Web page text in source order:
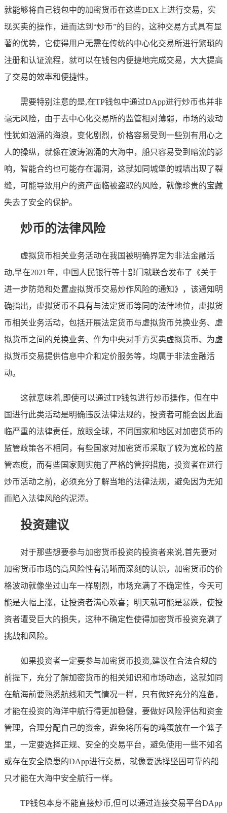
就能够将自己钱包中的加密货币在这些DEX上进行交易，实
现买卖的操作，进而达到“炒币”的目的，这种交易方式具有显
著的优势，它使得用户无需在传统的中心化交易所进行繁琐的
注册和认证流程，就可以在钱包内便捷地完成交易，大大提高
了交易的效率和便捷性。
需要特别注意的是,在TP钱包中通过DApp进行炒币也并非
毫无风险，由于去中心化交易所的监管相对薄弱，市场的波动
性犹如汹涌的海浪，变化剧烈，价格容易受到一些别有用心之
人的操纵，就像在波涛汹涌的大海中，船只容易受到暗流的影
响，智能合约也可能存在漏洞，这就如同城堡的城墙出现了裂
缝，可能导致用户的资产面临被盗取的风险，就像珍贵的宝藏
失去了安全的保护。
炒币的法律风险
虚拟货币相关业务活动在我国被明确界定为非法金融活
动,早在2021年，中国人民银行等十部门就联合发布了《关于
进一步防范和处置虚拟货币交易炒作风险的通知》，该通知明
确指出，虚拟货币不具有与法定货币等同的法律地位，虚拟货
币相关业务活动，包括开展法定货币与虚拟货币兑换业务、虚
拟货币之间的兑换业务、作为中央对手方买卖虚拟货币、为虚
拟货币交易提供信息中介和定价服务等，均属于非法金融活
动。
这就意味着,即使可以通过TP钱包进行炒币操作，但在中
国进行此类活动是明确违反法律法规的，投资者可能会因此面
临严重的法律责任，放眼全球，不同国家和地区对加密货币的
监管政策各不相同，有些国家对加密货币采取了较为宽松的监
管态度，而有些国家则实施了严格的管控措施，投资者在进行
炒币活动之前，必须充分了解当地的法律法规，避免因为无知
而陷入法律风险的泥潭。
投资建议
对于那些想要参与加密货币投资的投资者来说,首先要对
加密货币市场的高风险性有清晰而深刻的认识，加密货币的价
格波动就像坐过山车一样剧烈，市场充满了不确定性，今天可
能是大幅上涨，让投资者满心欢喜；明天就可能是暴跌，使投
资者遭受巨大的损失，这种不确定性使得加密货币投资充满了
挑战和风险。
如果投资者一定要参与加密货币投资,建议在合法合规的
前提下，充分了解加密货币的相关知识和市场动态，这就如同
在航海前要熟悉航线和天气情况一样，只有做好充分的准备，
才能在投资的海洋中航行得更加稳健，要做好风险评估和资金
管理，合理分配自己的资金，避免将所有的鸡蛋放在一个篮子
里，一定要选择正规、安全的交易平台，避免使用一些不知名
或存在安全隐患的DApp进行交易，就像要选择坚固可靠的船
只才能在大海中安全航行一样。
TP钱包本身不能直接炒币,但可以通过连接交易平台DApp